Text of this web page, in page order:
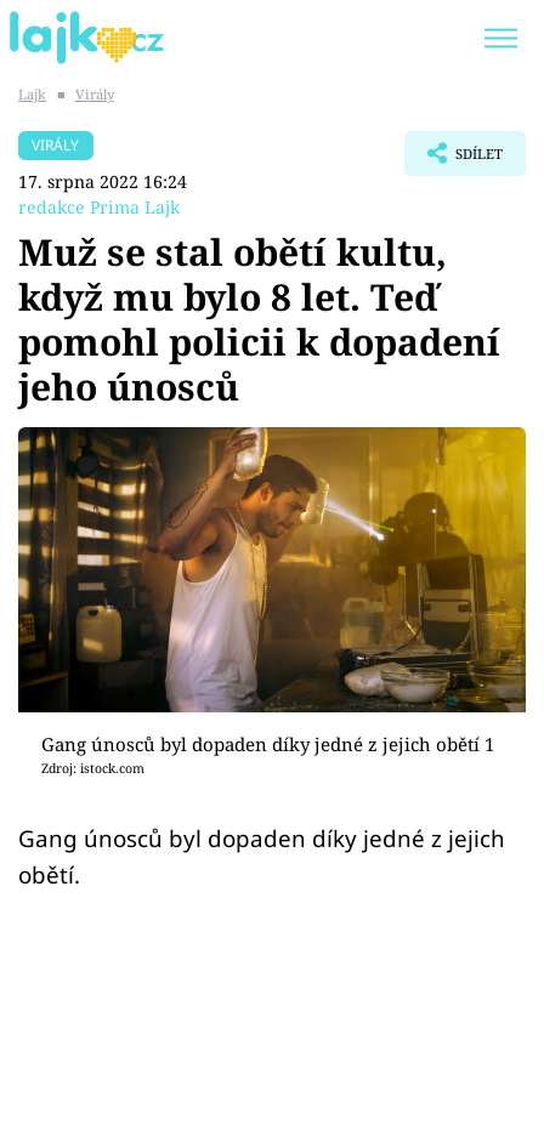
SHOPAHOLICADEL
Témata
Showbyznys
Youtubeři
Virály
Sex a vztahy
Videa
Sledujte prima+
Přihlášení
Sledujte nás
Lajk ■ Virály
VIRÁLY
17. srpna 2022 16:24
redakce Prima Lajk
SDÍLET
Muž se stal obětí kultu,
když mu bylo 8 let. Teď
pomohl policii k dopadení
jeho únosců
Gang únosců byl dopaden díky jedné z jejich obětí 1
Zdroj: istock.com
Gang únosců byl dopaden díky jedné z jejich
obětí.